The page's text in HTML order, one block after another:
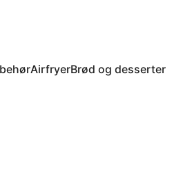
AirfryerBrød og desserter